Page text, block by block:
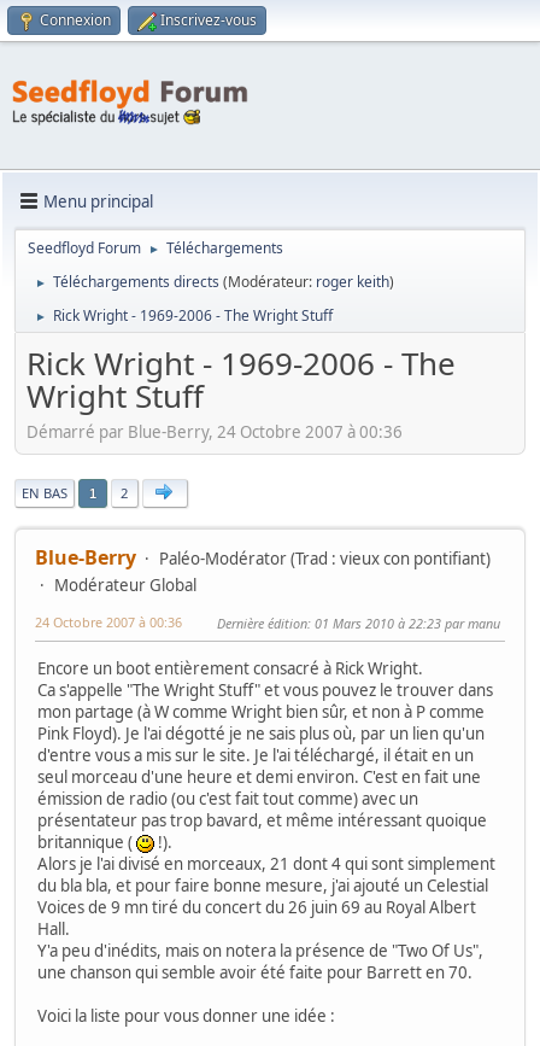
Connexion Inscrivez-vous
Menu principal
Seedfloyd Forum ► Téléchargements
► Téléchargements directs (Modérateur: roger keith)
► Rick Wright - 1969-2006 - The Wright Stuff
Rick Wright - 1969-2006 - The
Wright Stuff
Démarré par Blue-Berry, 24 Octobre 2007 à 00:36
|
EN BAS 1 2
Blue-Berry
Paléo-Modérator (Trad : vieux con pontifiant)
Modérateur Global
24 Octobre 2007 à 00:36 Dernière édition: 01 Mars 2010 à 22:23 par manu
Encore un boot entièrement consacré à Rick Wright.
Ca s'appelle "The Wright Stuff" et vous pouvez le trouver dans
mon partage (à W comme Wright bien sûr, et non à P comme
Pink Floyd). Je l'ai dégotté je ne sais plus où, par un lien qu'un
d'entre vous a mis sur le site. Je l'ai téléchargé, il était en un
seul morceau d'une heure et demi environ. C'est en fait une
émission de radio (ou c'est fait tout comme) avec un
présentateur pas trop bavard, et même intéressant quoique
britannique (
!).
Alors je l'ai divisé en morceaux, 21 dont 4 qui sont simplement
du bla bla, et pour faire bonne mesure, j'ai ajouté un Celestial
Voices de 9 mn tiré du concert du 26 juin 69 au Royal Albert
Hall.
Y'a peu d'inédits, mais on notera la présence de "Two Of Us",
une chanson qui semble avoir été faite pour Barrett en 70.
Voici la liste pour vous donner une idée :